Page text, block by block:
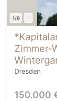
1/6
Zimmer-
Dresden
150.000